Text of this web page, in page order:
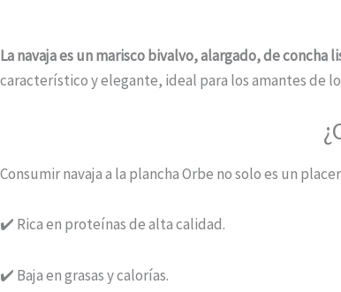
La navaja es un marisco bivalvo, alargado, de concha
característico y elegante, ideal para los amantes de
Consumir navaja a la plancha Orbe no solo es un
✔️ Rica en proteínas de alta calidad.
✔️ Baja en grasas y calorías.